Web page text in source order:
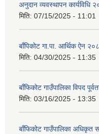
अनुदान व्यवस्थापन कार्यविधि
मिति: 07/15/2025 - 11:01
बाँपिकोट गा.पा. आर्थिक ऐन
मिति: 04/30/2025 - 11:35
बाँफिकोट गाउँपालिका विपद
मिति: 03/16/2025 - 13:35
बाँफिकोट गाउँपालिका अधिकृत